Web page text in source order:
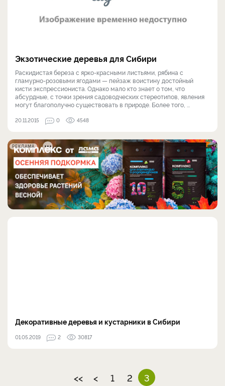
Экзотические деревья для Сибири
Раскидистая береза с ярко-красными листьями, рябина с
гламурно-розовыми ягодами — пейзаж воистину достойный
кисти экспрессиониста. Однако мало кто знает о том, что
абсурдные, с точки зрения садоводческих стереотипов, явления
могут благополучно существовать в природе. Более того, ...
20.11.2015 0 4548
РЕКЛАМА
Декоративные деревья и кустарники в Сибири
01.05.2019 2 30817
<< < 1 2 3